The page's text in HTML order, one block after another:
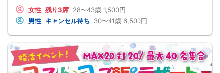
🍽️ 料理ビュッフェで、初対面でも話しやすい！
お食事を楽しみながら交流できるので、緊張しやすい方でも会話のきっかけが作
りやすい雰囲気です。「これ美味しいですね」「普段どんなお店に行きます
アルコールを楽しみたい方にもおすすめの企画です。もちろん、お酒を飲まない
方もご参加いただけます。飲酒をされる方は、お車でのご来場・運転はご遠慮く
ださい。
💐 30代40歳前後中心で、落ち着いて話しやすい！
女性 残り3席 28〜43歳 1,500円
男性 キャンセル待ち 30〜41歳 6,500円